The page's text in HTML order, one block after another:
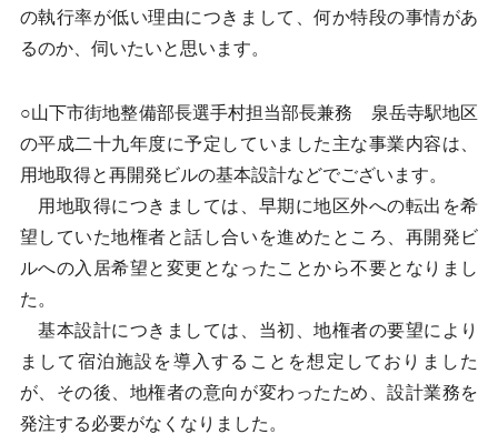
の執行率が低い理由につきまして、何か特段の事情があ
るのか、伺いたいと思います。
○山下市街地整備部長選手村担当部長兼務 泉岳寺駅地区
の平成二十九年度に予定していました主な事業内容は、
用地取得と再開発ビルの基本設計などでございます。
用地取得につきましては、早期に地区外への転出を希
望していた地権者と話し合いを進めたところ、再開発ビ
ルへの入居希望と変更となったことから不要となりまし
た。
基本設計につきましては、当初、地権者の要望により
まして宿泊施設を導入することを想定しておりました
が、その後、地権者の意向が変わったため、設計業務を
発注する必要がなくなりました。